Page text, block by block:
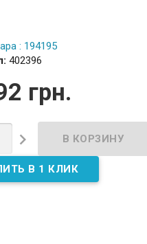
: 194195
402396
грн.
